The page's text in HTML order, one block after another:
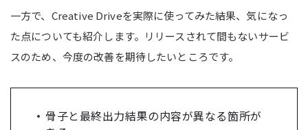
一方で、Creative Driveを実際に使ってみた結果、気になっ
た点についても紹介します。リリースされて間もないサービ
スのため、今度の改善を期待したいところです。
骨子と最終出力結果の内容が異なる箇所が